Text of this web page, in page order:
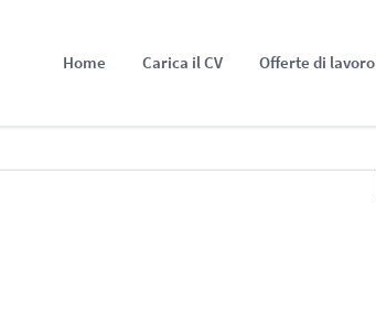
Home Carica il CV Offerte di lavoro